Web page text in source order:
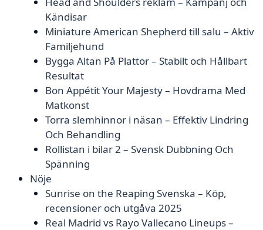
Kändisar
Miniature American Shepherd till salu – Aktiv
Familjehund
Bygga Altan På Plattor – Stabilt och Hållbart
Resultat
Bon Appétit Your Majesty – Hovdrama Med
Matkonst
Torra slemhinnor i näsan – Effektiv Lindring
Och Behandling
Rollistan i bilar 2 – Svensk Dubbning Och
Spänning
Nöje
Sunrise on the Reaping Svenska – Köp,
recensioner och utgåva 2025
Real Madrid vs Rayo Vallecano Lineups –